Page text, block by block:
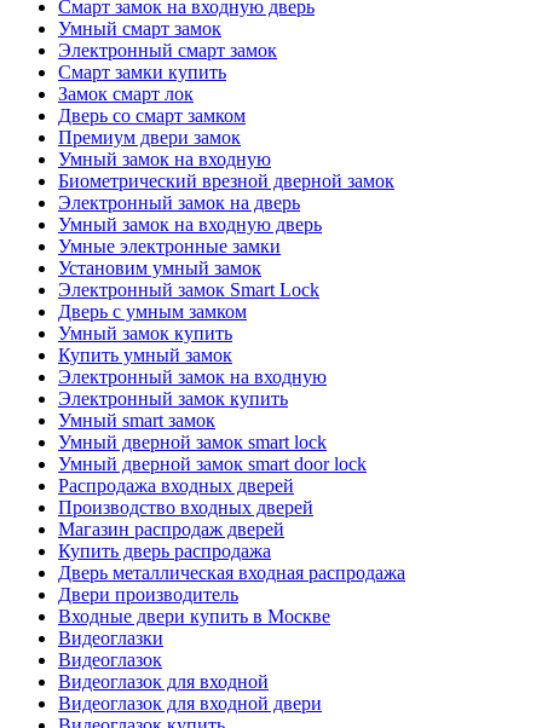
Смарт замок на входную дверь
Умный смарт замок
Электронный смарт замок
Смарт замки купить
Замок смарт лок
Дверь со смарт замком
Премиум двери замок
Умный замок на входную
Биометрический врезной дверной замок
Электронный замок на дверь
Умный замок на входную дверь
Умные электронные замки
Установим умный замок
Электронный замок Smart Lock
Дверь с умным замком
Умный замок купить
Купить умный замок
Электронный замок на входную
Электронный замок купить
Умный smart замок
Умный дверной замок smart lock
Умный дверной замок smart door lock
Распродажа входных дверей
Производство входных дверей
Магазин распродаж дверей
Купить дверь распродажа
Дверь металлическая входная распродажа
Двери производитель
Входные двери купить в Москве
Видеоглазки
Видеоглазок
Видеоглазок для входной
Видеоглазок для входной двери